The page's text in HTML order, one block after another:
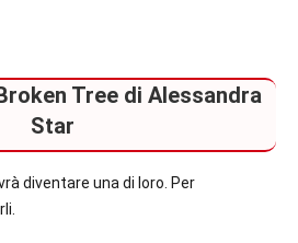
Tree di Alessandra
Star
diventare una di loro. Per